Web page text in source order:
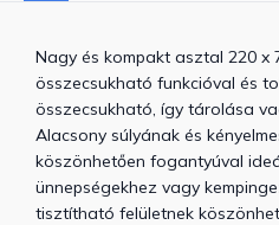
Nagy és kompakt asztal 220 x
összecsukható funkcióval és
összecsukható, így tárolása
Alacsony súlyának és
köszönhetően fogantyúval
ünnepségekhez vagy
tisztítható felületnek